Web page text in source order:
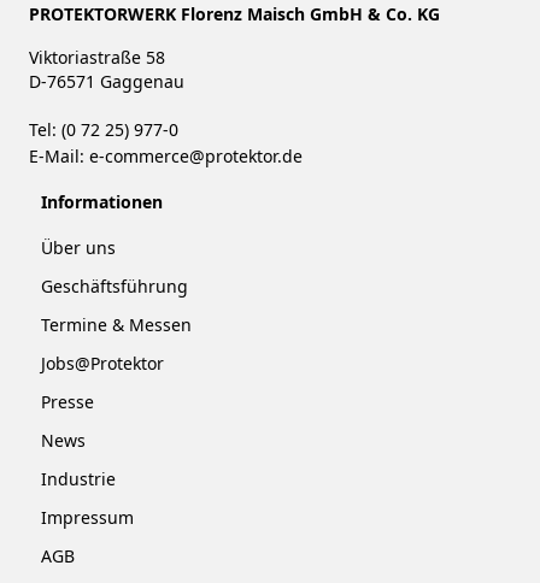
PROTEKTORWERK Florenz Maisch GmbH & Co. KG
Viktoriastraße 58
D-76571 Gaggenau
Tel: (0 72 25) 977-0
E-Mail: e-commerce@protektor.de
Informationen
Über uns
Geschäftsführung
Termine & Messen
Jobs@Protektor
Presse
News
Industrie
Impressum
AGB